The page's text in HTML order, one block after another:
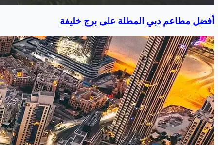
أفضل مطاعم دبي المطلة على برج خليفة